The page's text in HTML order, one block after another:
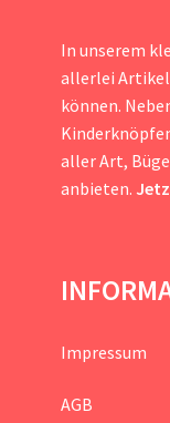
In unserem
allerlei Artikel
können.
aller Art,
anbieten.
Impressum
AGB